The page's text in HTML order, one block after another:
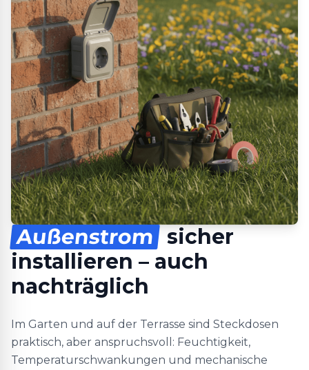
Außenstrom sicher
installieren – auch
nachträglich
Im Garten und auf der Terrasse sind Steckdosen
praktisch, aber anspruchsvoll: Feuchtigkeit,
Temperaturschwankungen und mechanische